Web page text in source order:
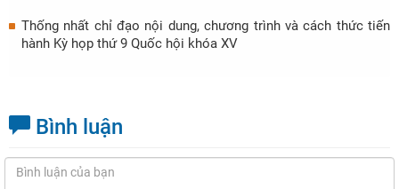
Thống nhất chỉ đạo nội dung, chương trình và cách thức tiến
hành Kỳ họp thứ 9 Quốc hội khóa XV
Bình luận